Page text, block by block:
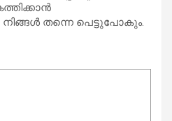
തന്നെ പെട്ടുപോകും.